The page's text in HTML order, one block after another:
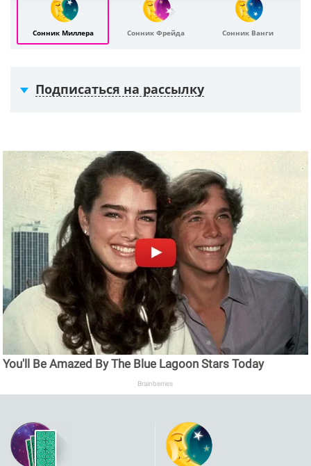
Сонник Миллера Сонник Фрейда Сонник Ванги
Подписаться на рассылку
You'll Be Amazed By The Blue Lagoon Stars Today
Brainberries